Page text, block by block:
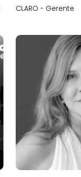
CLARO - Gerente